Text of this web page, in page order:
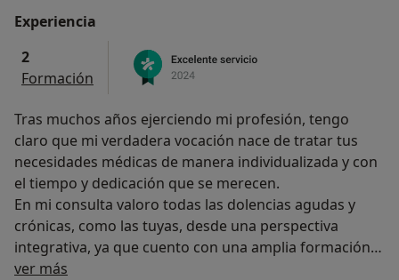
Experiencia
2
Formación
Tras muchos años ejerciendo mi profesión, tengo
claro que mi verdadera vocación nace de tratar tus
necesidades médicas de manera individualizada y con
el tiempo y dedicación que se merecen.
En mi consulta valoro todas las dolencias agudas y
crónicas, como las tuyas, desde una perspectiva
integrativa, ya que cuento con una amplia formación
ver más